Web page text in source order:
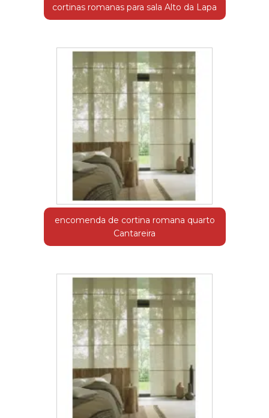
cortinas romanas para sala Alto da Lapa
encomenda de cortina romana quarto
Cantareira